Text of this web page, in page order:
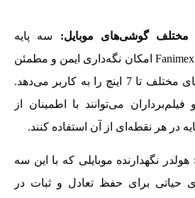
مختلف گوشی‌های موبایل: سه پایه
موبایلی فانیمکس Fanimex T804 امکان نگه‌داری ایمن و مطمئن
گوشی موبایل با اندازه‌های مختلف تا 7 اینچ را به کاربر می‌دهد.
می‌توانند با اطمینان از
در هر نقطه‌ای از آن استفاده کنند.
هولدر نگهدارنده موبایلی که با این سه
حیاتی برای حفظ تعادل و ثبات در